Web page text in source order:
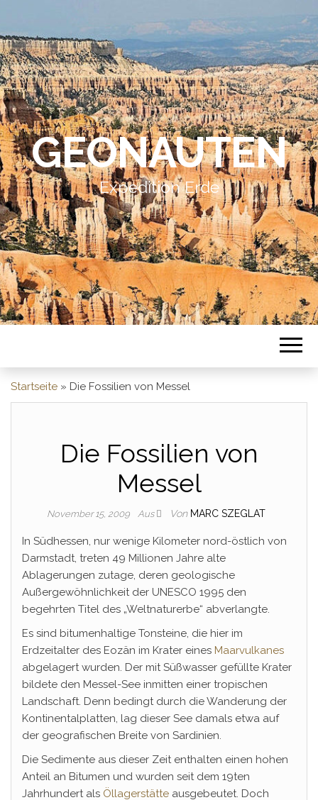
GEONAUTEN
Expedition Erde
Startseite » Die Fossilien von Messel
Die Fossilien von
Messel
November 15, 2009 Aus Von MARC SZEGLAT
In Südhessen, nur wenige Kilometer nord-östlich von
Darmstadt, treten 49 Millionen Jahre alte
Ablagerungen zutage, deren geologische
Außergewöhnlichkeit der UNESCO 1995 den
begehrten Titel des „Weltnaturerbe“ abverlangte.
Es sind bitumenhaltige Tonsteine, die hier im
Erdzeitalter des Eozän im Krater eines Maarvulkanes
abgelagert wurden. Der mit Süßwasser gefüllte Krater
bildete den Messel-See inmitten einer tropischen
Landschaft. Denn bedingt durch die Wanderung der
Kontinentalplatten, lag dieser See damals etwa auf
der geografischen Breite von Sardinien.
Die Sedimente aus dieser Zeit enthalten einen hohen
Anteil an Bitumen und wurden seit dem 19ten
Jahrhundert als Öllagerstätte ausgebeutet. Doch